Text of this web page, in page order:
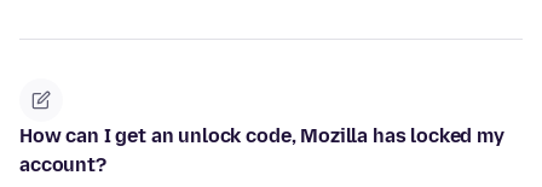
How can I get an unlock code, Mozilla has locked my
account?